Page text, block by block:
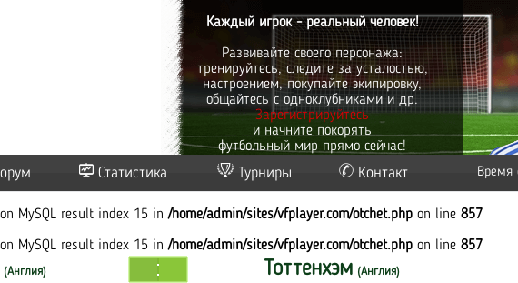
Каждый игрок - реальный человек!
Развивайте своего персонажа:
тренируйтесь, следите за усталостью,
настроением, покупайте экипировку,
общайтесь с одноклубниками и др.
Зарегистрируйтесь
и начните покорять
футбольный мир прямо сейчас!
Статистика Турниры Контакт Время
MySQL result index 15 in/home/admin/sites/vfplayer.com/otchet.php on line 857
MySQL result index 15 in/home/admin/sites/vfplayer.com/otchet.php on line 857
(Англия) Тоттенхэм (Англия)